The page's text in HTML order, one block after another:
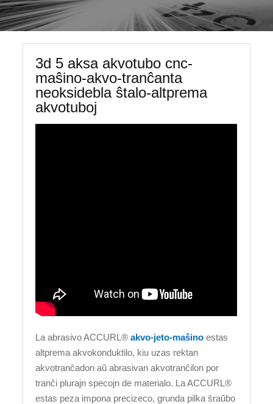
3d 5 aksa akvotubo cnc-
maŝino-akvo-tranĉanta
neoksidebla ŝtalo-altprema
akvotuboj
La abrasivo ACCURL®akvo-jeto-maŝino estas
altprema akvokonduktilo, kiu uzas rektan
akvotranĉadon aŭ abrasivan akvotranĉilon por
tranĉi plurajn specojn de materialo. La ACCURL®
estas peza impona precizeco, grunda pilka ŝraŭbo